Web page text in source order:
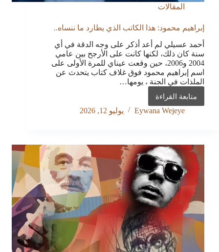
المقالات
إبراهيم محمود: هذا الكاتب الذي يطارد ما ننساه..
أحمد عسيلي لم أعد أذكر على وجه الدقة في أي
سنة كان ذلك، لكنها كانت على الأرجح بين عامي
2004 و2006، حين وقعت عيناي للمرة الأولى على
اسم إبراهيم محمود فوق غلاف كتاب يتحدث عن
الملذات في الجنة ، يومها…
متابعة القراءة
إبراهيم
محمود:
يطارد
ما
ننساه..
Eywana Wejeye يوليو 12, 2026